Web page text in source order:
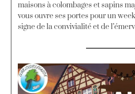
maisons à colombages et sapins
vous ouvre ses portes pour un
signe de la convivialité et de